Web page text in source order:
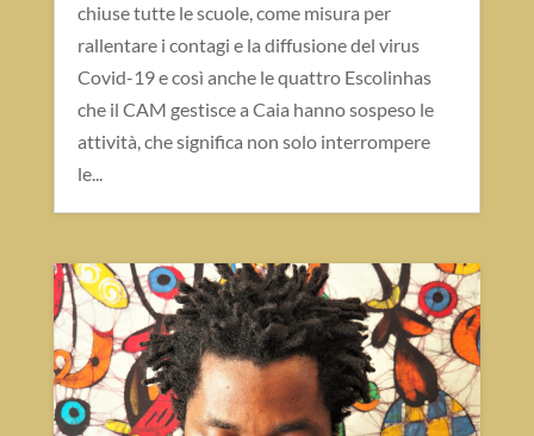
chiuse tutte le scuole, come misura per
rallentare i contagi e la diffusione del virus
Covid-19 e così anche le quattro Escolinhas
che il CAM gestisce a Caia hanno sospeso le
attività, che significa non solo interrompere
le...